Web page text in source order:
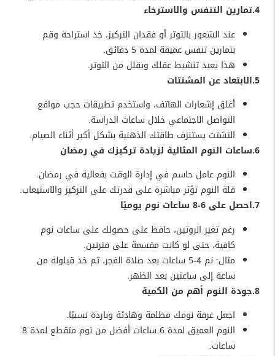
4.تمارين التنفس والاسترخاء
عند الشعور بالتوتر أو فقدان التركيز، خذ استراحة وقم
بتمارين تنفس عميقة لمدة 5 دقائق.
هذا يعيد تنشيط عقلك ويقلل من التوتر.
5.الابتعاد عن المشتتات
أغلق إشعارات الهاتف، واستخدم تطبيقات حجب مواقع
التواصل الاجتماعي خلال ساعات الدراسة.
التشتت يستنزف طاقتك الذهنية بشكل أكبر أثناء الصيام.
6.ساعات النوم المثالية لزيادة تركيزك في رمضان
النوم عامل حاسم في إدارة الوقت بفعالية في رمضان.
قلة النوم تؤثر مباشرة على قدرتك على التركيز والاستيعاب.
7.احصل على 6-8 ساعات نوم يوميًا
رغم تغير الروتين، حافظ على حصولك على ساعات نوم
كافية، حتى لو كانت مقسمة على فترتين.
مثال: نم 4-5 ساعات بعد صلاة الفجر، ثم خذ قيلولة من
ساعة إلى ساعتين بعد الظهر.
8.جودة النوم أهم من الكمية
اجعل غرفة نومك مظلمة وهادئة وباردة نسبيًا.
النوم العميق لمدة 6 ساعات أفضل من نوم متقطع لمدة 8
ساعات.